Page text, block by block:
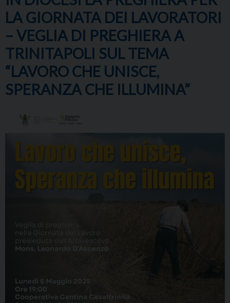
LA GIORNATA DEI LAVORATORI
– VEGLIA DI PREGHIERA A
TRINITAPOLI SUL TEMA
“LAVORO CHE UNISCE,
SPERANZA CHE ILLUMINA”